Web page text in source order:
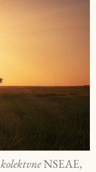
kolektvneNSEAE,